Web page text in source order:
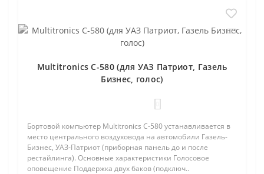
Multitronics C-580 (для УАЗ Патриот, Газель
Бизнес, голос)
Бортовой компьютер Multitronics C-580 устанавливается в
место центрального воздуховода на автомобили Газель-
Бизнес, УАЗ-Патриот (приборная панель до и после
рестайлинга). Основные характеристики Голосовое
оповещение Поддержка двух баков (подключ..